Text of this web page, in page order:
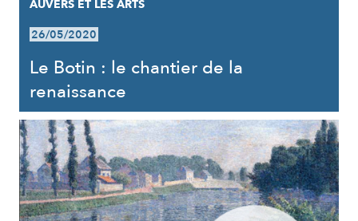
AUVERS ET LES ARTS
26/05/2020
Le Botin : le chantier de la
renaissance